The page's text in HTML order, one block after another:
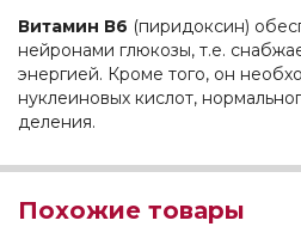
Витамин В6 (пиридоксин)
нейронами глюкозы, т.е.
энергией. Кроме того, он
нуклеиновых кислот,
деления.
Похожие товары